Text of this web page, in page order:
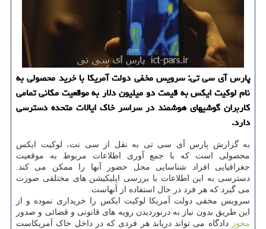
پارس آی سی تی: سرویس مخفی دولت آمریكا با خرید محصولی به
نام لوكیت ایكس به قیمت دو میلیون دلار به موقعیت مكانی تمامی
كاربران گوشیهای هوشمند در سراسر خاك ایالات متحده دسترسی
دارد.
به گزارش پارس آی سی تی به نقل از سی نت، لوکیت ایکس
محصولی است که با جمع آوری اطلاعات مربوط به موقعیت
جغرافیایی افراد شناسایی محل حضور آنها را ممکن می کند.
دسترسی به این اطلاعات با بررسی اپلیکیشن های مختلفی صورت
می گیرد که هر فرد در حال استفاده از آنهاست.
سرویس مخفی دولت آمریکا لوکیت ایکس را خریداری نموده و از
این طریق بدون نیاز به درنوردیدن رویه های قانونی و قضائی و صدور
مجوز دادگاه می تواند دریابد هر فردی که در داخل خاک آمریکاست